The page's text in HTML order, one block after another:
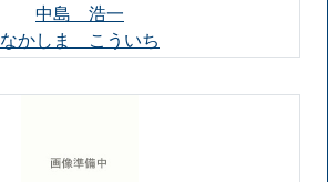
中島 浩一
なかしま こういち